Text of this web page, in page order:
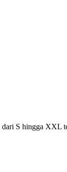
S hingga XXL